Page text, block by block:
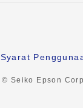
Syarat
© Seiko Epson